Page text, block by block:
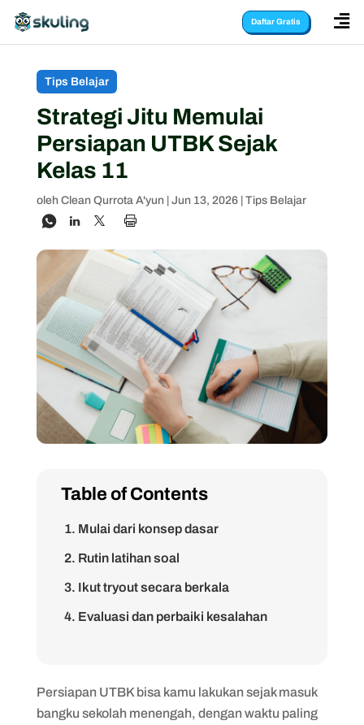
Daftar Gratis 
Tips Belajar
Strategi Jitu Memulai
Persiapan UTBK Sejak
Kelas 11
oleh Clean Qurrota A'yun Jun 13, 2026| Tips Belajar
Table of Contents
1. Mulai dari konsep dasar
2. Rutin latihan soal
3. Ikut tryout secara berkala
4. Evaluasi dan perbaiki kesalahan
Persiapan UTBK bisa kamu lakukan sejak masuk
bangku sekolah menengah, dengan waktu paling